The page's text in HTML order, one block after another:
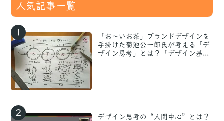
人気記事一覧
1
「お〜いお茶」ブランドデザインを
手掛けた菊池公一郎氏が考える「デ
ザイン思考」とは？「デザイン基...
2
デザイン思考の“人間中心”とは？